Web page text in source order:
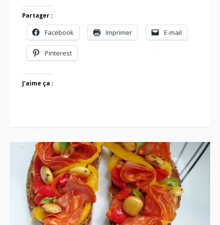
Partager :
Facebook Imprimer E-mail
Pinterest
J’aime ça :